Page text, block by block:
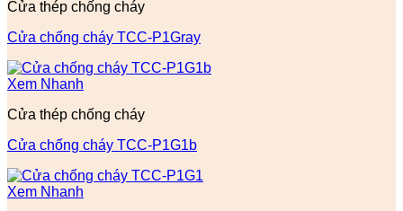
Cửa thép chống cháy
Cửa chống cháy TCC-P1Gray
Xem Nhanh
Cửa thép chống cháy
Cửa chống cháy TCC-P1G1b
Xem Nhanh